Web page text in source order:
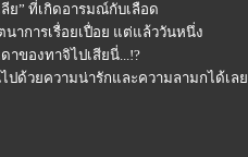
ย” ที่เกิดอารมณ์กับเลือด
าการเรื่อยเปื่อย แต่แล้ววันหนึ่ง
าของทาจิไปเสียนี่...!?
ปด้วยความน่ารักและความลามกได้เล